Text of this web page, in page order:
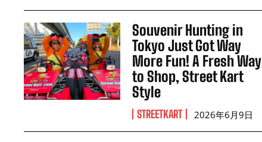
Souvenir Hunting in
Tokyo Just Got Way
More Fun! A Fresh Way
to Shop, Street Kart
Style
STREETKART 2026年6月9日